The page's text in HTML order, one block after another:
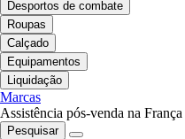
Desportos de combate
Roupas
Calçado
Equipamentos
Liquidação
Marcas
Assistência pós-venda na França
Pesquisar